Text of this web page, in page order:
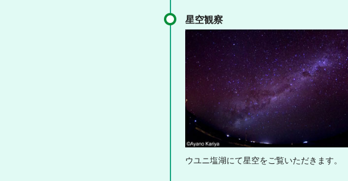
星空観察
ウユニ塩湖にて星空をご覧いただきます。